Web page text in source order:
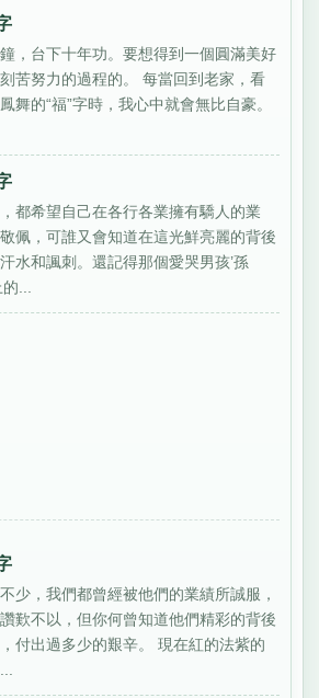
，台下十年功。要想得到一個圓滿美好
苦努力的過程的。 每當回到老家，看
舞的“福”字時，我心中就會無比自豪。
都希望自己在各行各業擁有驕人的業
佩，可誰又會知道在這光鮮亮麗的背後
水和諷刺。還記得那個愛哭男孩’孫
的...
少，我們都曾經被他們的業績所誠服，
歎不以，但你何曾知道他們精彩的背後
付出過多少的艱辛。 現在紅的法紫的